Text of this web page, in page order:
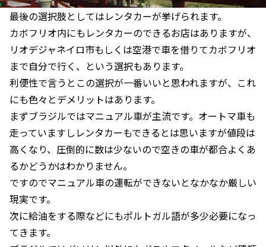
最後の選択肢としてはレンタカーが挙げられます。
カボフリオ内にもレンタカーのできるお店はありますが、
リオデジャネイロ市もしくは空港で車を借りてカボフリオ
まで自分で行く、という選択もあります。
利便性で言うとこの選択が一番いいと思われますが、これ
にも色々とデメリットはあります。
まずブラジルではマニュアル車が主流です。オートマ車も
走っていますしレンタカーもできるとは思いますが値段は
高くなり、圧倒的に数は少ないので空きの車が都合よくあ
るかどうかはわかりません。
ですのでマニュアル車の運転ができないとなかなか厳しい
現実です。
次に給油をする際などにもポルトガル語が多少必要になっ
てきます。